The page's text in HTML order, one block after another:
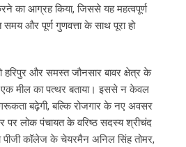
का आग्रह किया, जिससे यह महत्वपूर्ण
और पूर्ण गुणवत्ता के साथ पूरा हो
हरिपुर और समस्त जौनसार बावर क्षेत्र के
एक मील का पत्थर बताया। इससे न केवल
बढ़ेगी, बल्कि रोजगार के नए अवसर
पर लोक पंचायत के वरिष्ठ सदस्य श्रीचंद
पीजी कॉलेज के चेयरमैन अनिल सिंह तोमर,